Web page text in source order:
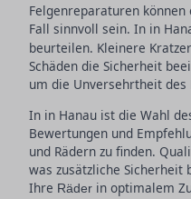
Felgenreparaturen
Fall sinnvoll sein. In in
beurteilen. Kleinere
Schäden die Sicherheit
um die Unversehrtheit des
In in Hanau ist die Wahl
Bewertungen und
und Rädern zu finden.
was zusätzliche
Ihre Räder in optimalem